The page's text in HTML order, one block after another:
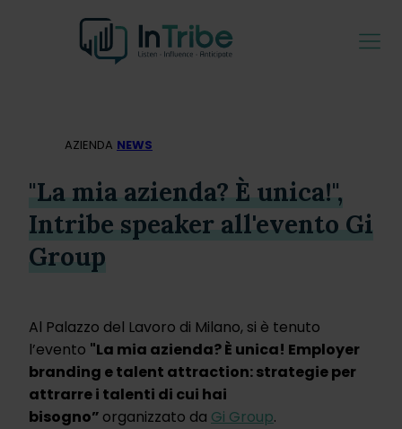
AZIENDA NEWS
"La mia azienda? È unica!",
Intribe speaker all'evento Gi
Group
Al Palazzo del Lavoro di Milano, si è tenuto
l’evento "La mia azienda? È unica! Employer
branding e talent attraction: strategie per
attrarre i talenti di cui hai
bisogno” organizzato da Gi Group.